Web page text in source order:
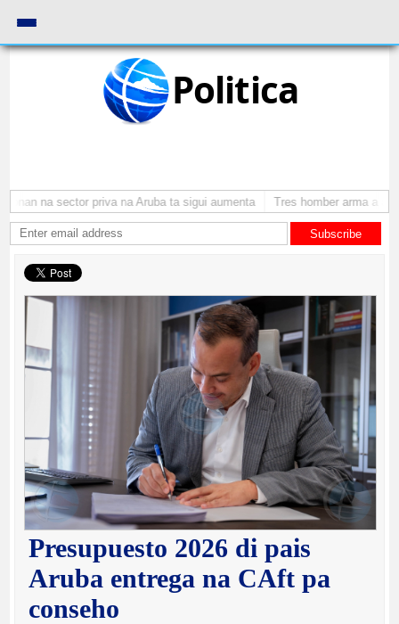
Politica
na sector priva na Aruba ta sigui aumenta Tres homber arma a
Subscribe
Presupuesto 2026 di pais
Aruba entrega na CAft pa
conseho